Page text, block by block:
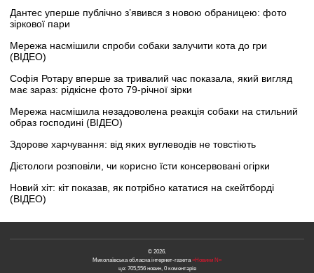
Дантес уперше публічно з’явився з новою обраницею: фото
зіркової пари
Мережа насмішили спроби собаки залучити кота до гри
(ВІДЕО)
Софія Ротару вперше за тривалий час показала, який вигляд
має зараз: рідкісне фото 79-річної зірки
Мережа насмішила незадоволена реакція собаки на стильний
образ господині (ВІДЕО)
Здорове харчування: від яких вуглеводів не товстіють
Дієтологи розповіли, чи корисно їсти консервовані огірки
Новий хіт: кіт показав, як потрібно кататися на скейтборді
(ВІДЕО)
© 2026.
Миколаївська обласна інтернет-газета«Новини N»
це: 705,556 новин, 0 коментарів